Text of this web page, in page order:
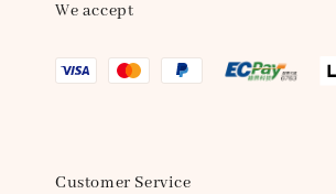
We accept
Customer Service